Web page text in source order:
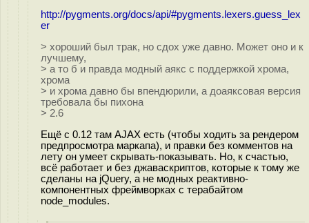
http://pygments.org/docs/api/#pygments.lexers.guess_lex
er
> хороший был трак, но сдох уже давно. Может оно и к
лучшему,
> а то б и правда модный аякс с поддержкой хрома,
хрома
> и хрома давно бы впендюрили, а доаяксовая версия
требовала бы пихона
> 2.6
Ещё с 0.12 там AJAX есть (чтобы ходить за рендером
предпросмотра маркапа), и правки без комментов на
лету он умеет скрывать-показывать. Но, к счастью,
всё работает и без джаваскриптов, которые к тому же
сделаны на jQuery, а не модных реактивно-
компонентных фреймворках с терабайтом
node_modules.